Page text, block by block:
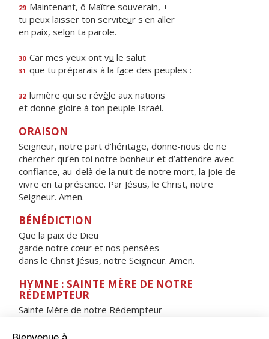
29 Maintenant, ô Maître souverain, +
tu peux laisser ton serviteur s'en aller
en paix, selon ta parole.
30 Car mes yeux ont vu le salut
31 que tu préparais à la face des peuples :
32 lumière qui se révèle aux nations
et donne gloire à ton peuple Israël.
ORAISON
Seigneur, notre part d’héritage, donne-nous de ne
chercher qu’en toi notre bonheur et d’attendre avec
confiance, au-delà de la nuit de notre mort, la joie de
vivre en ta présence. Par Jésus, le Christ, notre
Seigneur. Amen.
BÉNÉDICTION
Que la paix de Dieu
garde notre cœur et nos pensées
dans le Christ Jésus, notre Seigneur. Amen.
HYMNE : SAINTE MÈRE DE NOTRE
RÉDEMPTEUR
Sainte Mère de notre Rédempteur
Étoile de la mer,